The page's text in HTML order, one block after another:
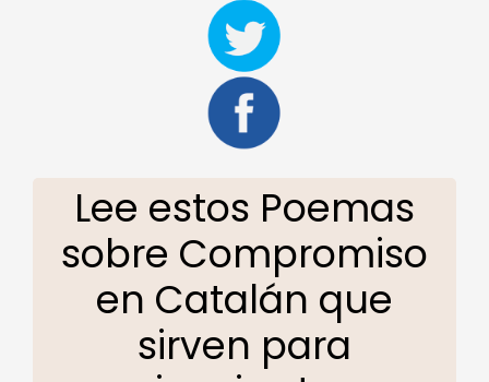
Lee estos Poemas
sobre Compromiso
en Catalán que
sirven para